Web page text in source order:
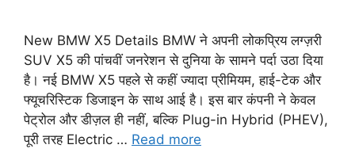
New BMW X5 Details BMW ने अपनी लोकप्रिय लग्ज़री
SUV X5 की पांचवीं जनरेशन से दुनिया के सामने पर्दा उठा दिया
है। नई BMW X5 पहले से कहीं ज्यादा प्रीमियम, हाई-टेक और
फ्यूचरिस्टिक डिजाइन के साथ आई है। इस बार कंपनी ने केवल
पेट्रोल और डीज़ल ही नहीं, बल्कि Plug-in Hybrid (PHEV),
पूरी तरह Electric … Read more